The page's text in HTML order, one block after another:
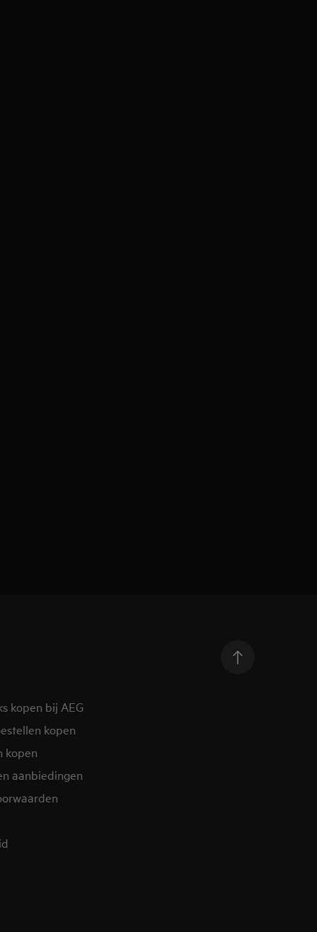
kopen bij AEG
kopen
kopen
aanbiedingen